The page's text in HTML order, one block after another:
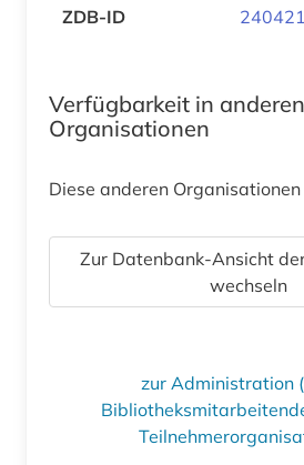
ZDB-ID
Verfügbarkeit in anderen
Organisationen
Diese anderen Organisationen
Zur Datenbank-Ansicht
wechseln
zur Administration